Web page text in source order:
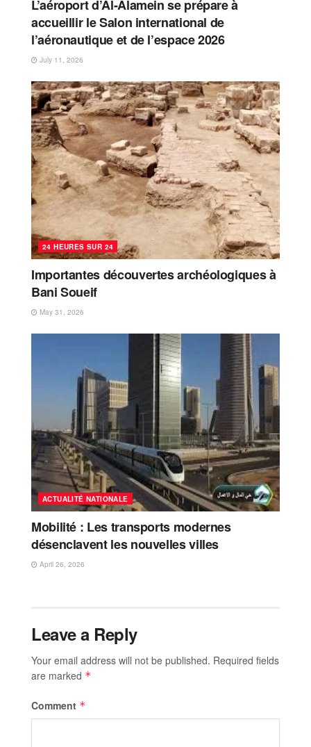
L’aéroport d’Al-Alamein se prépare à
accueillir le Salon international de
l’aéronautique et de l’espace 2026
July 11, 2026
24 HEURES SUR 24
Importantes découvertes archéologiques à
Bani Soueif
May 31, 2026
ACTUALITÉ NATIONALE
Mobilité : Les transports modernes
désenclavent les nouvelles villes
April 26, 2026
Leave a Reply
Your email address will not be published. Required fields
are marked *
Comment *